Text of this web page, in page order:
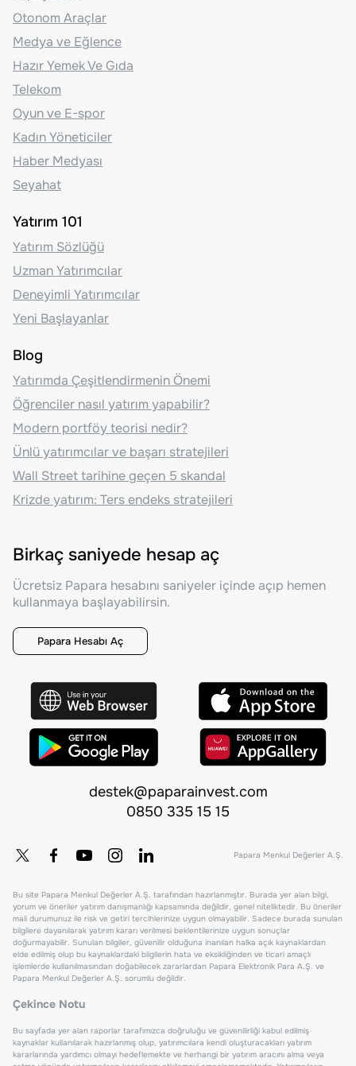
Otonom Araçlar
Medya ve Eğlence
Hazır Yemek Ve Gıda
Telekom
Oyun ve E-spor
Kadın Yöneticiler
Haber Medyası
Seyahat
Yatırım 101
Yatırım Sözlüğü
Uzman Yatırımcılar
Deneyimli Yatırımcılar
Yeni Başlayanlar
Blog
Yatırımda Çeşitlendirmenin Önemi
Öğrenciler nasıl yatırım yapabilir?
Modern portföy teorisi nedir?
Ünlü yatırımcılar ve başarı stratejileri
Wall Street tarihine geçen 5 skandal
Krizde yatırım: Ters endeks stratejileri
Birkaç saniyede hesap aç
Ücretsiz Papara hesabını saniyeler içinde açıp hemen
kullanmaya başlayabilirsin.
Papara Hesabı Aç
destek@paparainvest.com
0850 335 15 15
Papara Menkul Değerler A.Ş.
Bu site Papara Menkul Değerler A.Ş. tarafından hazırlanmıştır. Burada yer alan bilgi,
yorum ve öneriler yatırım danışmanlığı kapsamında değildir, genel niteliktedir. Bu öneriler
mali durumunuz ile risk ve getiri tercihlerinize uygun olmayabilir. Sadece burada sunulan
bilgilere dayanılarak yatırım kararı verilmesi beklentilerinize uygun sonuçlar
doğurmayabilir. Sunulan bilgiler, güvenilir olduğuna inanılan halka açık kaynaklardan
elde edilmiş olup bu kaynaklardaki bilgilerin hata ve eksikliğinden ve ticari amaçlı
işlemlerde kullanılmasından doğabilecek zararlardan Papara Elektronik Para A.Ş. ve
Papara Menkul Değerler A.Ş. sorumlu değildir.
Çekince Notu
Bu sayfada yer alan raporlar tarafımızca doğruluğu ve güvenilirliği kabul edilmiş
kaynaklar kullanılarak hazırlanmış olup, yatırımcılara kendi oluşturacakları yatırım
kararlarında yardımcı olmayı hedeflemekte ve herhangi bir yatırım aracını alma veya